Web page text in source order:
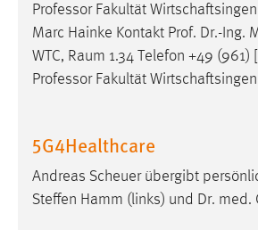
ProfessorFakultät
Marc Hainke Kontakt Prof. Dr.-Ing.
WTC, Raum 1.34 Telefon +49
ProfessorFakultät
5G4Healthcare
Andreas Scheuer übergibt
Steffen Hamm (links) und Dr.
Login
Name: fe_user, be_user,
Cookie Laufzeit: